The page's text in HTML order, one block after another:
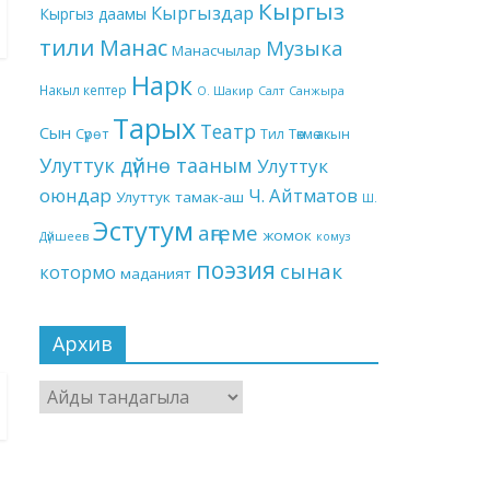
Кыргыз даамы Кыргыздар Кыргыз
тили Манас Манасчылар Музыка
Накыл кептер Нарк О. Шакир Салт Санжыра
Сын Сүрөт Тарых Театр Тил Төкмө акын
Улуттук дүйнө тааным Улуттук
оюндар Улуттук тамак-аш Ч. Айтматов Ш.
Дүйшеев Эстутум аңгеме жомок комуз
котормо маданият поэзия сынак
Архив
Архив